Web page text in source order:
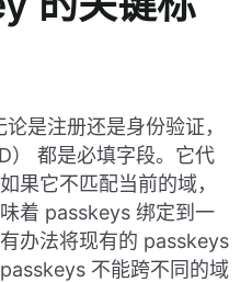
是注册还是身份验证，
） 都是必填字段。它代
果它不匹配当前的域，
着 passkeys 绑定到一
办法将现有的 passkeys
不能跨不同的域